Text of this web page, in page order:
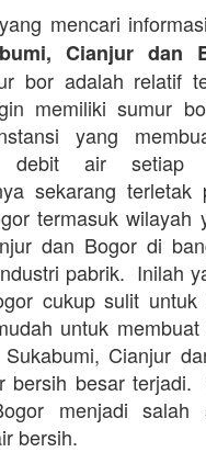
mencari
Cianjur dan
bor adalah relatif
memiliki sumur
yang
debit air setiap
sekarang
termasuk
dan Bogor di
pabrik. Inilah
cukup sulit
untuk
Cianjur
bersih besar
menjadi
bersih.